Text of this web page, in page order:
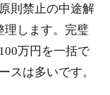
則禁止の中途解
理します。完璧
万円を一括で
スは多いです。